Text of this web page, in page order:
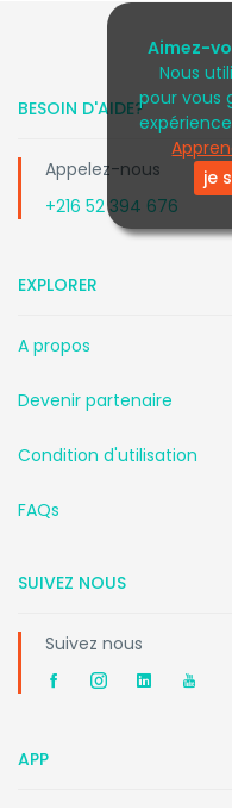
Aimez-
Nous
pour vous
je
BESOIN D'AIDE?
Appelez-nous
+216 52 394 676
EXPLORER
A propos
Devenir partenaire
Condition d'utilisation
FAQs
SUIVEZ NOUS
Suivez nous
APP